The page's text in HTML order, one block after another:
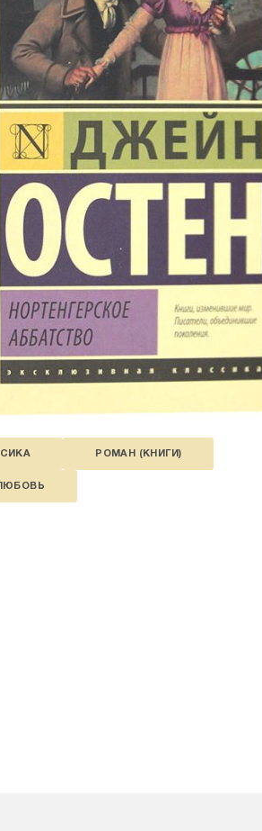
РОМАН (КНИГИ)